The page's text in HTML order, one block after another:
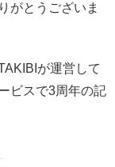
がとうございま
が運営して
ビスで3周年の記